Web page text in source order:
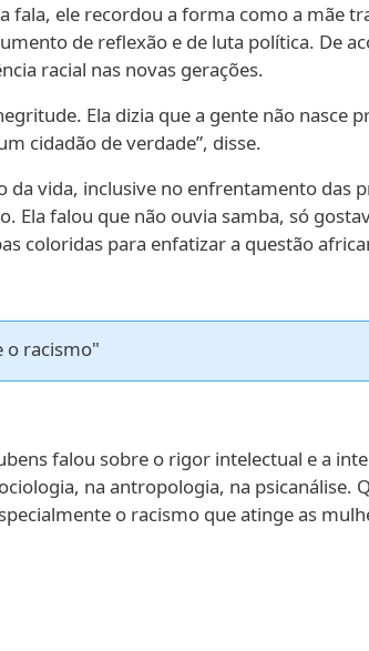
fala, ele recordou a forma como a mãe
de reflexão e de luta política. De
racial nas novas gerações.
Ela dizia que a gente não nasce
cidadão de verdade”, disse.
vida, inclusive no enfrentamento das
Ela falou que não ouvia samba, só
coloridas para enfatizar a questão
o racismo"
falou sobre o rigor intelectual e a
na antropologia, na psicanálise.
o racismo que atinge as